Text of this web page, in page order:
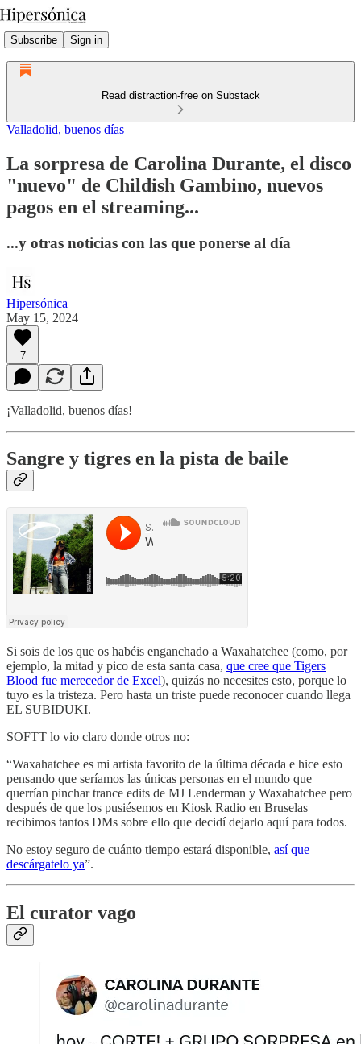
Subscribe Sign in
Read distraction-free on Substack
Valladolid, buenos días
La sorpresa de Carolina Durante, el disco
"nuevo" de Childish Gambino, nuevos
pagos en el streaming...
...y otras noticias con las que ponerse al día
Hipersónica
May 15, 2024
7
¡Valladolid, buenos días!
Sangre y tigres en la pista de baile
Si sois de los que os habéis enganchado a Waxahatchee (como, por
ejemplo, la mitad y pico de esta santa casa, que cree que Tigers
Blood fue merecedor de Excel), quizás no necesites esto, porque lo
tuyo es la tristeza. Pero hasta un triste puede reconocer cuando llega
EL SUBIDUKI.
SOFTT lo vio claro donde otros no:
“Waxahatchee es mi artista favorito de la última década e hice esto
pensando que seríamos las únicas personas en el mundo que
querrían pinchar trance edits de MJ Lenderman y Waxahatchee pero
después de que los pusiésemos en Kiosk Radio en Bruselas
recibimos tantos DMs sobre ello que decidí dejarlo aquí para todos.
No estoy seguro de cuánto tiempo estará disponible, así que
descárgatelo ya”.
El curator vago